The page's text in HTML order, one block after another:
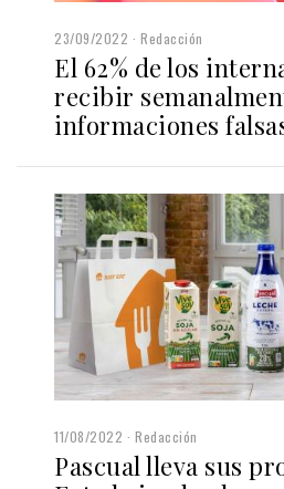
23/09/2022 Redacción
El 62% de los
recibir
informaciones
11/08/2022 Redacción
Pascual lleva sus